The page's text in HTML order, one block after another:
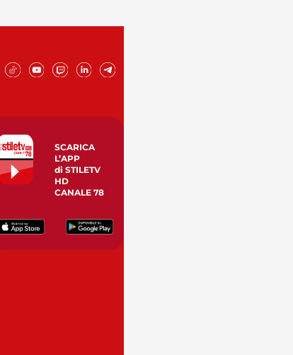
SCARICA
L’APP
di STILETV
HD
CANALE 78